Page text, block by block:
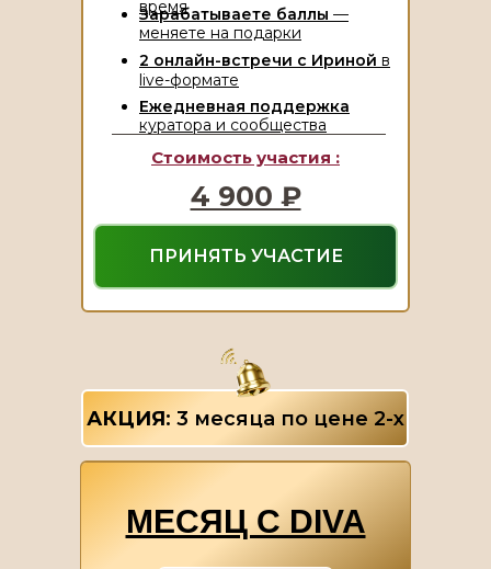
ПРИНЯТЬ УЧАСТИЕ
Стоимость участия :
4 900 ₽
Ежедневная поддержка
куратора и сообщества
2 онлайн-встречи с Ириной в
live-формате
Зарабатываете баллы —
меняете на подарки
время
МЕСЯЦ С DIVA
АКЦИЯ: 3 месяца по цене 2-х